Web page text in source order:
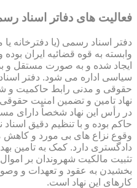
فعالیت های دفاتر اسناد
دفتر اسناد رسمی (یا دفترخانه
وابسته به قوه قضائیه ایران
ایجاد شده و به صورت مستقل و
سیاسی اداره می شود. دفتر
حقوقی و مدنی رابط حاکمیت و
نهاد تامین و تضمین امنیت
در رأس این نهاد شخصاً دارای
حاکم بوده و با تنظیم دقیق
وقوع نزاع های بی مورد و کاهش
دادگستری دارد. کمک به تامین
تثبیت مالکیت شهروندان بر
بخشیدن به عقود و تعهدات و
کارهای این نهاد است.